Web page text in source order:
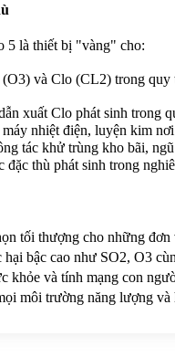
5 là thiết bị "vàng" cho:
(O3) và Clo (CL2) trong
xuất Clo phát sinh trong
nhiệt điện, luyện kim
tác khử trùng kho bãi,
đặc thù phát sinh trong
tối thượng cho những đơn
bậc cao như SO2, O3
khỏe và tính mạng con
môi trường năng lượng và